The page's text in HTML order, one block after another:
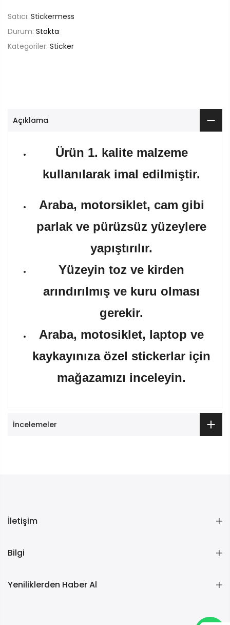
Satıcı: Stickermess
Durum: Stokta
Kategoriler: Sticker
Açıklama
Ürün 1. kalite malzeme
kullanılarak imal edilmiştir.
Araba, motorsiklet, cam gibi
parlak ve pürüzsüz yüzeylere
yapıştırılır.
Yüzeyin toz ve kirden
arındırılmış ve kuru olması
gerekir.
Araba, motosiklet, laptop ve
kaykayınıza özel stickerlar için
mağazamızı inceleyin.
İncelemeler
İletişim
Bilgi
Yeniliklerden Haber Al